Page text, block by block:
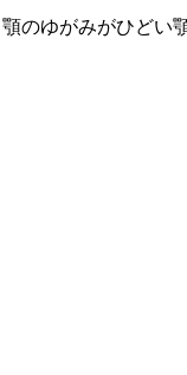
のゆがみがひど